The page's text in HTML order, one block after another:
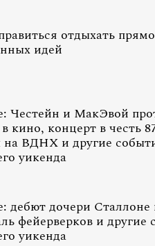
отдыхать
идей
Честейн и МакЭвой
кино, концерт в честь
ВДНХ и другие
уикенда
дебют дочери Сталлоне
фейерверков и другие
уикенда